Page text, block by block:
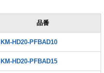
品番
KM-HD20-PFBAD10
KM-HD20-PFBAD15